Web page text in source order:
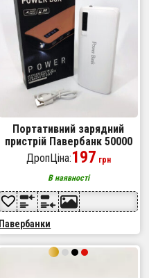
Портативний зарядний
пристрій Павербанк 50000
mAh 3хUSB Power Bank
Smart Tech White
ДропЦіна:197 грн
В наявності
Павербанки